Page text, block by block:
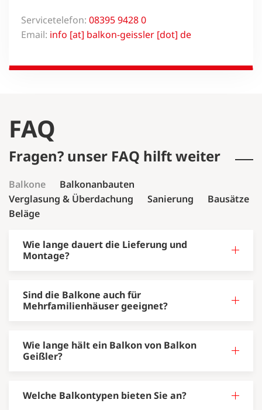
Servicetelefon: 08395 9428 0
Email: info [at] balkon-geissler [dot] de
FAQ
Fragen? unser FAQ hilft weiter
Balkone
Balkonanbauten
Verglasung & Überdachung
Sanierung
Bausätze
Beläge
Wie lange dauert die Lieferung und
Montage?
Sind die Balkone auch für
Mehrfamilienhäuser geeignet?
Wie lange hält ein Balkon von Balkon
Geißler?
Welche Balkontypen bieten Sie an?